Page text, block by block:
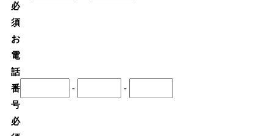
必
須
お
電
話
番
号
必
- -